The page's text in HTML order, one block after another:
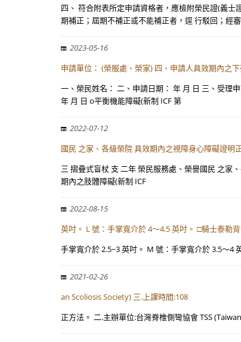
四、 符合附表所定申請資格者，應檢附榮民證(義
期補正；屆期不補正或不能補正者，逕 行駁回；經
2023-05-16
申請單位： (榮服處、榮家) 四、申請人具效期內之
一、榮民姓名： 二、申請日期： 年 月 日 三、受理
年 月 日 o平衡機能障礙(新制 ICF 第
2022-07-12
國民 之家、各級榮院 具效期內之視障身心障礙證明
三 摺疊式盲杖 支 二年 榮民服務處、榮譽國民 之家
期內之肢體障礙(新制 ICF
2022-08-15
英吋。 L 號：手掌寬介於 4～4.5 英吋。 □騎士泰勒
手掌寬介於 2.5~3 英吋。 M 號：手掌寬介於 3.5～4
2021-02-26
an Scoliosis Society) 三.上課時間:108
正方法。 二.主辦單位:台灣脊椎側彎協會 TSS